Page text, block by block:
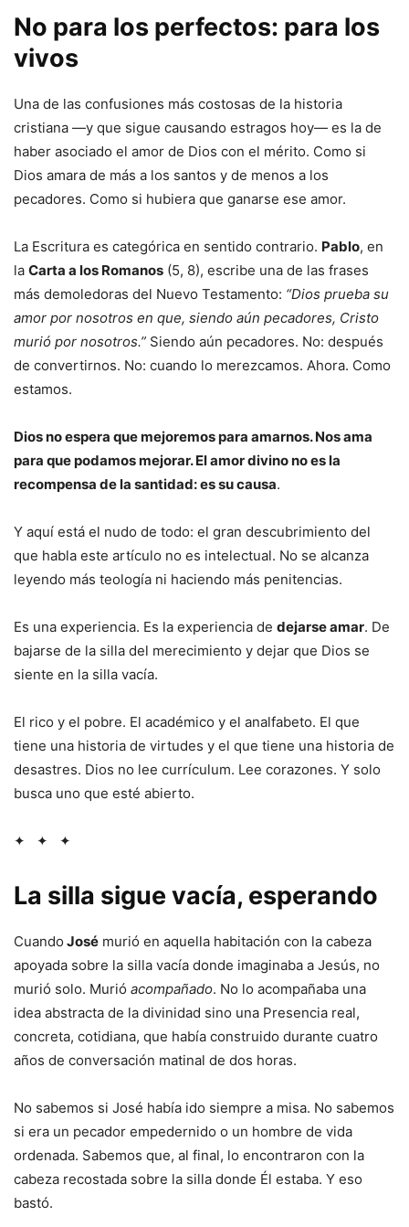
No para los perfectos: para los
vivos
Una de las confusiones más costosas de la historia
cristiana —y que sigue causando estragos hoy— es la de
haber asociado el amor de Dios con el mérito. Como si
Dios amara de más a los santos y de menos a los
pecadores. Como si hubiera que ganarse ese amor.
La Escritura es categórica en sentido contrario. Pablo, en
la Carta a los Romanos (5, 8), escribe una de las frases
más demoledoras del Nuevo Testamento: “Dios prueba su
amor por nosotros en que, siendo aún pecadores, Cristo
murió por nosotros.” Siendo aún pecadores. No: después
de convertirnos. No: cuando lo merezcamos. Ahora. Como
estamos.
Dios no espera que mejoremos para amarnos. Nos ama
para que podamos mejorar. El amor divino no es la
recompensa de la santidad: es su causa.
Y aquí está el nudo de todo: el gran descubrimiento del
que habla este artículo no es intelectual. No se alcanza
leyendo más teología ni haciendo más penitencias.
Es una experiencia. Es la experiencia de dejarse amar. De
bajarse de la silla del merecimiento y dejar que Dios se
siente en la silla vacía.
El rico y el pobre. El académico y el analfabeto. El que
tiene una historia de virtudes y el que tiene una historia de
desastres. Dios no lee currículum. Lee corazones. Y solo
busca uno que esté abierto.
✦ ✦ ✦
La silla sigue vacía, esperando
Cuando José murió en aquella habitación con la cabeza
apoyada sobre la silla vacía donde imaginaba a Jesús, no
murió solo. Murió acompañado. No lo acompañaba una
idea abstracta de la divinidad sino una Presencia real,
concreta, cotidiana, que había construido durante cuatro
años de conversación matinal de dos horas.
No sabemos si José había ido siempre a misa. No sabemos
si era un pecador empedernido o un hombre de vida
ordenada. Sabemos que, al final, lo encontraron con la
cabeza recostada sobre la silla donde Él estaba. Y eso
bastó.